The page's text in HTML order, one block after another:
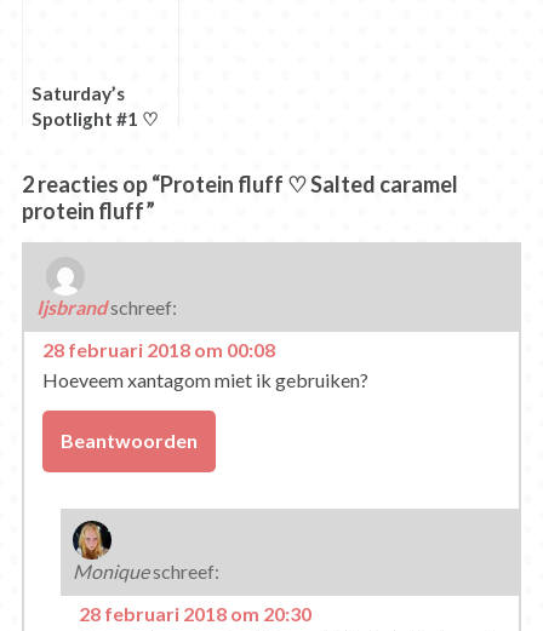
Saturday’s
Spotlight #1 ♡
2 reacties op “Protein fluff ♡ Salted caramel
protein fluff”
Ijsbrandschreef:
28 februari 2018 om 00:08
Hoeveem xantagom miet ik gebruiken?
Beantwoorden
Moniqueschreef:
28 februari 2018 om 20:30